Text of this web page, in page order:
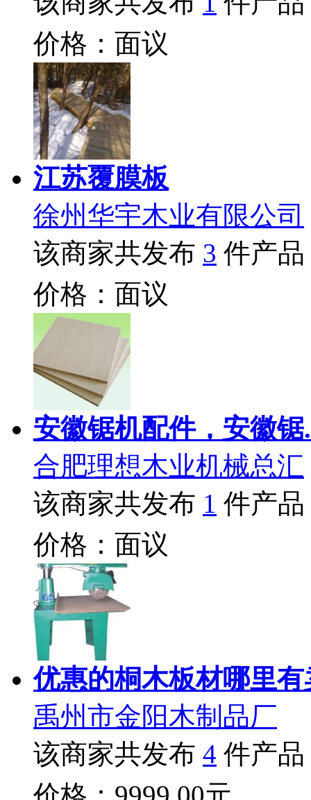
价格：面议
江苏覆膜板
徐州华宇木业有限公司
该商家共发布 3 件产品
价格：面议
安徽锯机配件，安徽锯
合肥理想木业机械总汇
该商家共发布 1 件产品
价格：面议
优惠的桐木板材哪里有
禹州市金阳木制品厂
该商家共发布 4 件产品